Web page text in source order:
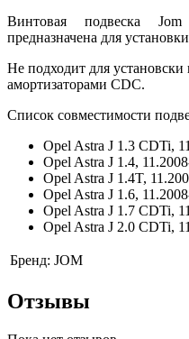
Винтовая подвеска
предназначена для
Не подходит для
амортизаторами CDC.
Список совместимости
Opel Astra J 1.3 CDTi,
Opel Astra J 1.4,
Opel Astra J 1.4T,
Opel Astra J 1.6,
Opel Astra J 1.7 CDTi,
Opel Astra J 2.0 CDTi,
Бренд: JOM
Отзывы